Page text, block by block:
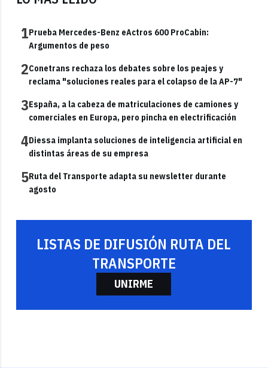
1Prueba Mercedes-Benz eActros 600 ProCabin:
Argumentos de peso
2Conetrans rechaza los debates sobre los peajes y
reclama "soluciones reales para el colapso de la AP-7"
3España, a la cabeza de matriculaciones de camiones y
comerciales en Europa, pero pincha en electrificación
4Diessa implanta soluciones de inteligencia artificial en
distintas áreas de su empresa
5Ruta del Transporte adapta su newsletter durante
agosto
LISTAS DE DIFUSIÓN RUTA DEL
TRANSPORTE
UNIRME